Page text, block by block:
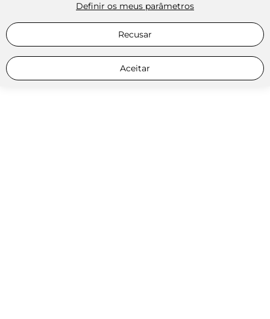
Definir os meus parâmetros
Recusar
Aceitar